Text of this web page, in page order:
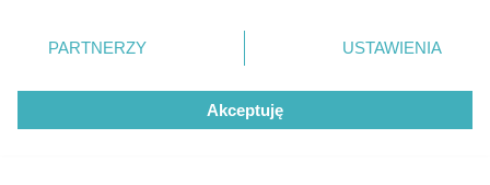
zmienić/wycofać klikając przycisk ustawień prywatności
znajdujący się w lewym dolnym rogu strony
rodzaje przetwarzania danych nie wymagają zgody
użytkownika, ale masz prawo sprzeciwić się takiemu
przetwarzaniu. Preferencje będą miały zastosowanie tylko
PARTNERZY USTAWIENIA
Akceptuję